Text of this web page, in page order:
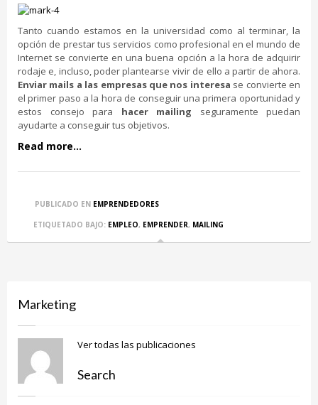
Tanto cuando estamos en la universidad como al terminar, la
opción de prestar tus servicios como profesional en el mundo de
Internet se convierte en una buena opción a la hora de adquirir
rodaje e, incluso, poder plantearse vivir de ello a partir de ahora.
Enviar mails a las empresas que nos interesa se convierte en
el primer paso a la hora de conseguir una primera oportunidad y
estos consejo para hacer mailing seguramente puedan
ayudarte a conseguir tus objetivos.
Read more...
PUBLICADO EN EMPRENDEDORES
ETIQUETADO BAJO: EMPLEO, EMPRENDER, MAILING
Marketing
Ver todas las publicaciones
Search